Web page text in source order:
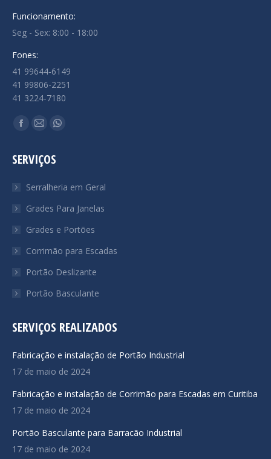
Funcionamento:
Seg - Sex: 8:00 - 18:00
Fones:
41 99644-6149
41 99806-2251
41 3224-7180
Encontre-nos em:
Facebook
opens
new
window
Mail
opens
new
window
Whatsapp
new
window
SERVIÇOS
Serralheria em Geral
Grades Para Janelas
Grades e Portões
Corrimão para Escadas
Portão Deslizante
Portão Basculante
SERVIÇOS REALIZADOS
Fabricação e instalação de Portão Industrial
17 de maio de 2024
Fabricação e instalação de Corrimão para Escadas em Curitiba
17 de maio de 2024
Portão Basculante para Barracão Industrial
17 de maio de 2024